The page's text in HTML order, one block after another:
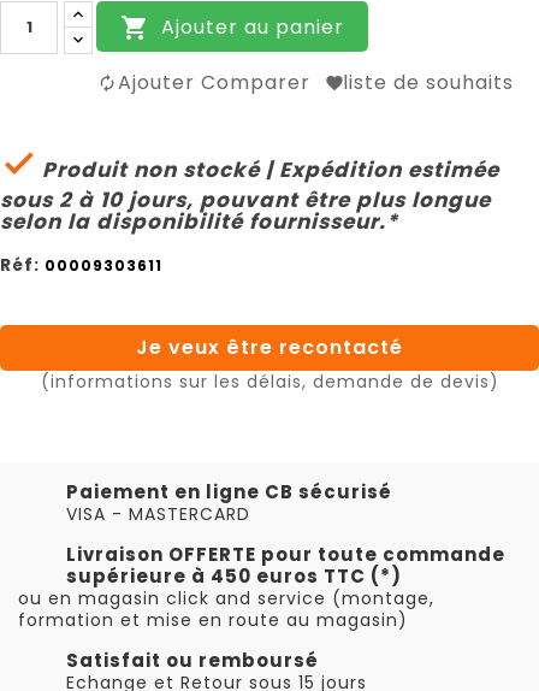
 Ajouter au panier
Ajouter Comparer liste de souhaits
 Produit non stocké | Expédition estimée
sous 2 à 10 jours, pouvant être plus longue
selon la disponibilité fournisseur.*
Réf: 00009303611
Je veux être recontacté
(informations sur les délais, demande de devis)
Paiement en ligne CB sécurisé
VISA - MASTERCARD
Livraison OFFERTE pour toute commande
supérieure à 450 euros TTC (*)
ou en magasin click and service (montage,
formation et mise en route au magasin)
Satisfait ou remboursé
Echange et Retour sous 15 jours